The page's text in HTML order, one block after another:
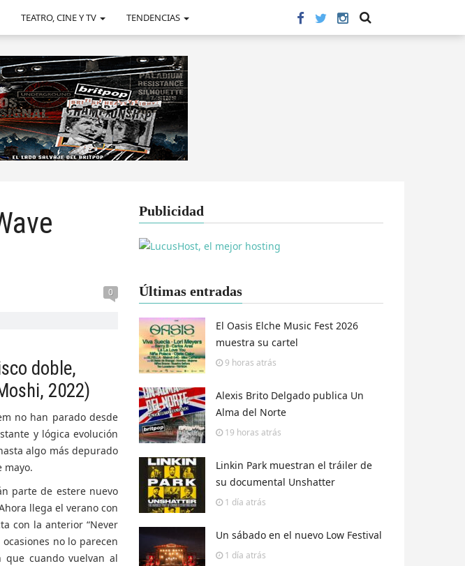
TEATRO, CINE Y TV TENDENCIAS
0
doble,
2022)
no han parado desde
y lógica evolución
algo más depurado
mayo.
parte de estere nuevo
llega el verano con
con la anterior “Never
no lo parecen
cuando vuelvan al
Publicidad
Últimas entradas
El Oasis Elche Music Fest 2026
muestra su cartel
9 horas atrás
Alexis Brito Delgado publica Un
Alma del Norte
19 horas atrás
Linkin Park muestran el tráiler de
su documental Unshatter
1 día atrás
Un sábado en el nuevo Low Festival
1 día atrás